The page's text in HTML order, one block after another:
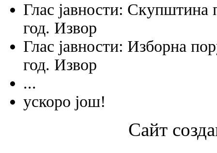
Глас јавности: Скупштина
год. Извор
Глас јавности: Изборна
год. Извор
...
ускоро још!
Сайт